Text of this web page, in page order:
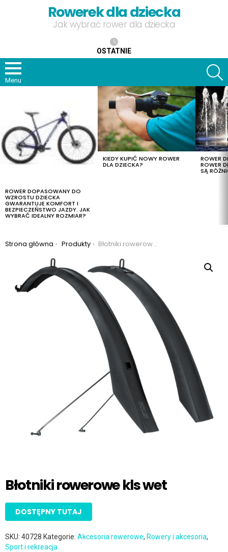
Rowerek dla dziecka
Jak wybrać rower dla dziecka
OSTATNIE
Menu
ROWER DOPASOWANY DO
WZROSTU DZIECKA
GWARANTUJE KOMFORT I
BEZPIECZEŃSTWO JAZDY. JAK
WYBRAĆ IDEALNY ROZMIAR?
KIEDY KUPIĆ NOWY ROWER
DLA DZIECKA?
ROWER
ROWER
SĄ
Jesteś tutaj:
Strona główna Produkty Błotniki rowerowe kls wet
Błotniki rowerowe kls wet
DOSTĘPNY TUTAJ
SKU: 40728 Kategorie: Akcesoria rowerowe, Rowery i akcesoria,
Sport i rekreacja